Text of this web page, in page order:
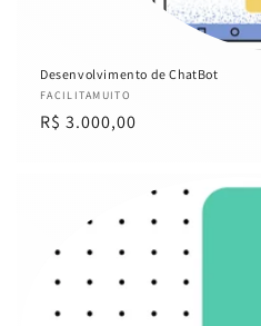
Desenvolvimento de ChatBot
Fornecedor:
FACILITAMUITO
Preço
R$ 3.000,00